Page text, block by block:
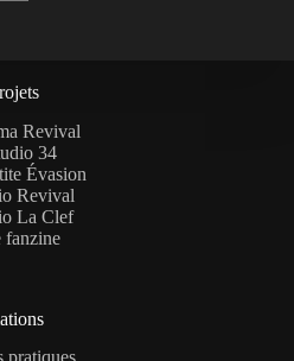
Revival
34
Évasion
Revival
La Clef
fanzine